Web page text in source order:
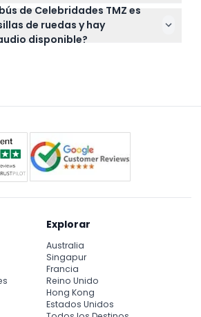
cualquier cargo por
una cámara o teléfono
de sol. Como el tour no hace
no necesitarás llevar
de Celebridades TMZ es
de ruedas y hay
disponible?
para sillas de ruedas y hay
Explorar
Australia
Singapur
Francia
Reino Unido
Hong Kong
Estados Unidos